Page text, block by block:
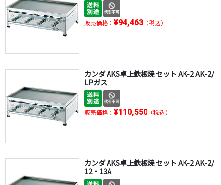
販売価格： ¥94,463（税込）
カンダ AKS卓上鉄板焼 セット AK-2 AK-2/
LPガス
販売価格： ¥110,550（税込）
カンダ AKS卓上鉄板焼 セット AK-2 AK-2/
12・13A